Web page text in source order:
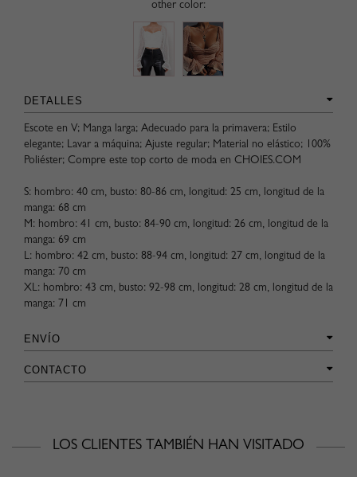
other color:
DETALLES
Escote en V; Manga larga; Adecuado para la primavera; Estilo
elegante; Lavar a máquina; Ajuste regular; Material no elástico; 100%
Poliéster; Compre este top corto de moda en CHOIES.COM
S: hombro: 40 cm, busto: 80-86 cm, longitud: 25 cm, longitud de la
manga: 68 cm
M: hombro: 41 cm, busto: 84-90 cm, longitud: 26 cm, longitud de la
manga: 69 cm
L: hombro: 42 cm, busto: 88-94 cm, longitud: 27 cm, longitud de la
manga: 70 cm
XL: hombro: 43 cm, busto: 92-98 cm, longitud: 28 cm, longitud de la
manga: 71 cm
ENVÍO
CONTACTO
LOS CLIENTES TAMBIÉN HAN VISITADO